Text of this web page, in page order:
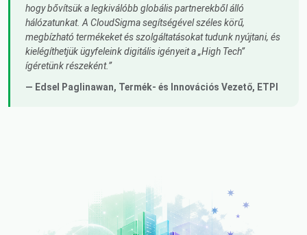
hogy bővítsük a legkiválóbb globális partnerekből álló
hálózatunkat. A CloudSigma segítségével széles körű,
megbízható termékeket és szolgáltatásokat tudunk nyújtani, és
kielégíthetjük ügyfeleink digitális igényeit a „High Tech”
ígéretünk részeként.
— Edsel Paglinawan, Termék- és Innovációs Vezető, ETPI